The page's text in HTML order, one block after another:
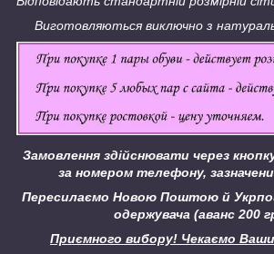
Виготовляються виключно з
Замовлення здійснювати через
за номером телефону,
Пересилаємо Новою Поштою й
одержувача (аванс 200
Приємного вибору! Чекаємо